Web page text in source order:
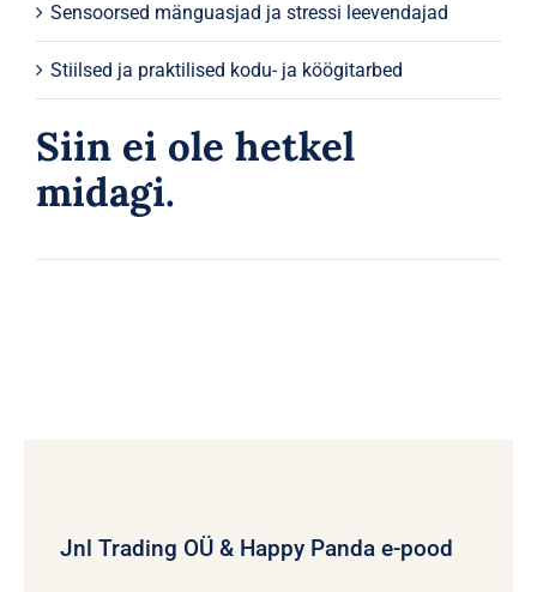
Sensoorsed mänguasjad ja stressi leevendajad
Stiilsed ja praktilised kodu- ja köögitarbed
Siin ei ole hetkel
midagi.
Jnl Trading OÜ & Happy Panda e-pood